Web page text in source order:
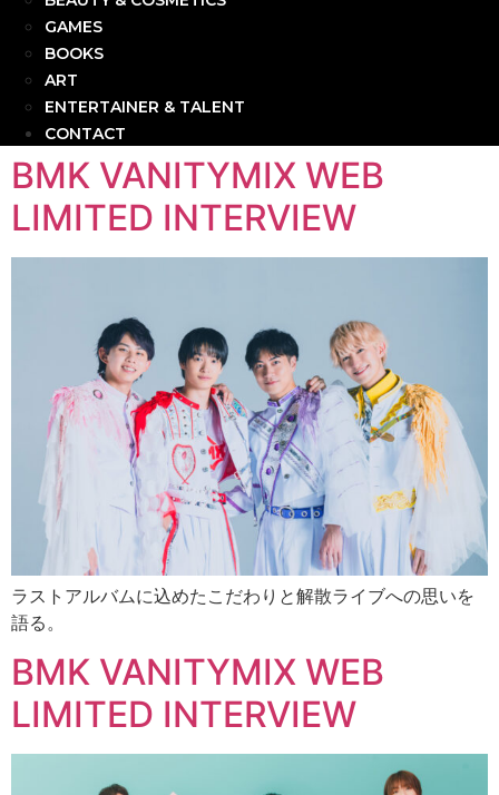
GAMES
BOOKS
ART
ENTERTAINER & TALENT
CONTACT
BMK VANITYMIX WEB
LIMITED INTERVIEW
ラストアルバムに込めたこだわりと解散ライブへの思いを
語る。
BMK VANITYMIX WEB
LIMITED INTERVIEW